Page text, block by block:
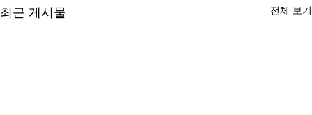
최근 게시물 전체 보기